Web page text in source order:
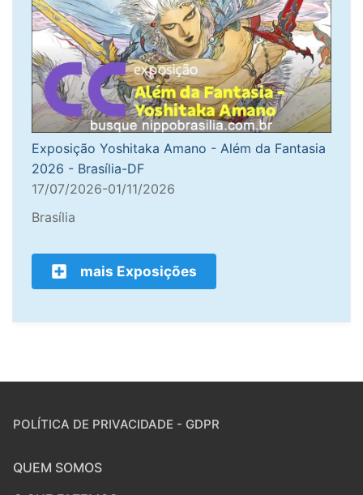
Exposição Yoshitaka Amano - Além da Fantasia
2026 - Brasília-DF
17/07/2026-01/11/2026
Brasília
mais Exposições
POLÍTICA DE PRIVACIDADE - GDPR
QUEM SOMOS